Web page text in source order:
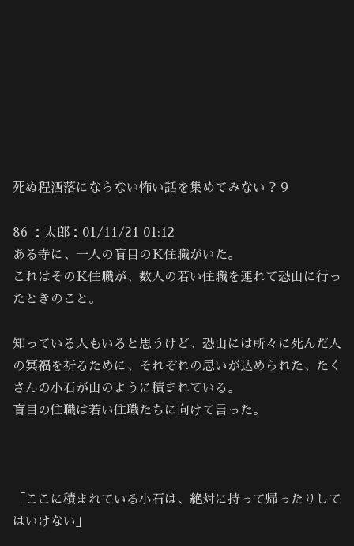
死ぬ程洒落にならない怖い話を集めてみない？９
86 ：太郎：01/11/21 01:12
ある寺に、一人の盲目のＫ住職がいた。
これはそのＫ住職が、数人の若い住職を連れて恐山に行っ
たときのこと。
知っている人もいると思うけど、恐山には所々に死んだ人
の冥福を祈るために、それぞれの思いが込められた、たく
さんの小石が山のように積まれている。
盲目の住職は若い住職たちに向けて言った。
「ここに積まれている小石は、絶対に持って帰ったりして
はいけない」